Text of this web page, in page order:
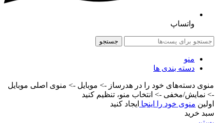
واتساپ
جستجو
منو
دسته بندی ها
منوی دسته‌های خود را در هدرساز -> موبایل -> منوی اصلی موبایل
-> نمایش/مخفی -> انتخاب منو، تنظیم کنید
اولین منوی خود را اینجا ایجاد کنید
سبد خرید